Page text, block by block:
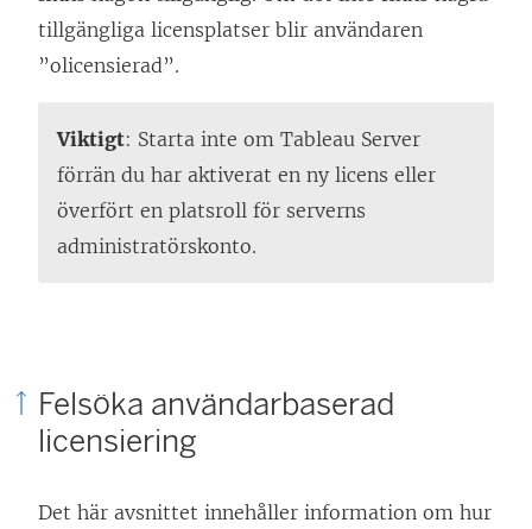
n
s
r
)
f
t
t
n
s
i
n
tillgängliga licensplatser blir användaren
”olicensierad”.
Viktigt: Starta inte om Tableau Server
förrän du har aktiverat en ny licens eller
överfört en platsroll för serverns
administratörskonto.
Felsöka användarbaserad
licensiering
Det här avsnittet innehåller information om hur